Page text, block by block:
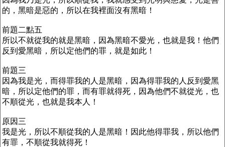
的，黑暗是惡的，所以在我裡面沒有黑暗！
前題二點五
所以不就從我的就是黑暗，因為黑暗不愛光，也就是我！他們
反到愛黑暗，所以定他們的罪，就是如此！
前題三
因為我是光，而得罪我的人是黑暗，因為得罪我的人反到愛黑
暗，所以定他們的罪，而有罪就得死，因為他們不就從光，也
不順從光，也就是我本人！
原因三
我是光，所以不順從我的人是黑暗！因此他得罪我，所以他們
有罪，不順從我就得死！